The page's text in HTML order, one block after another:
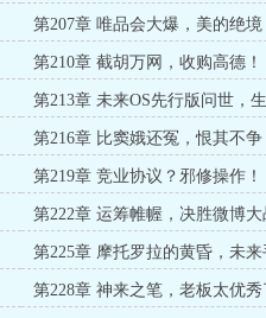
第207章 唯品会大爆，美的绝境
第210章 截胡万网，收购高德！
第213章 未来OS先行版问世，
票）
第216章 比窦娥还冤，恨其不争
第219章 竞业协议？邪修操作！
第222章 运筹帷幄，决胜微博大
第225章 摩托罗拉的黄昏，未
第228章 神来之笔，老板太优